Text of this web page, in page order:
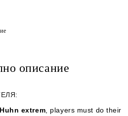
описание
extrem , players must do their